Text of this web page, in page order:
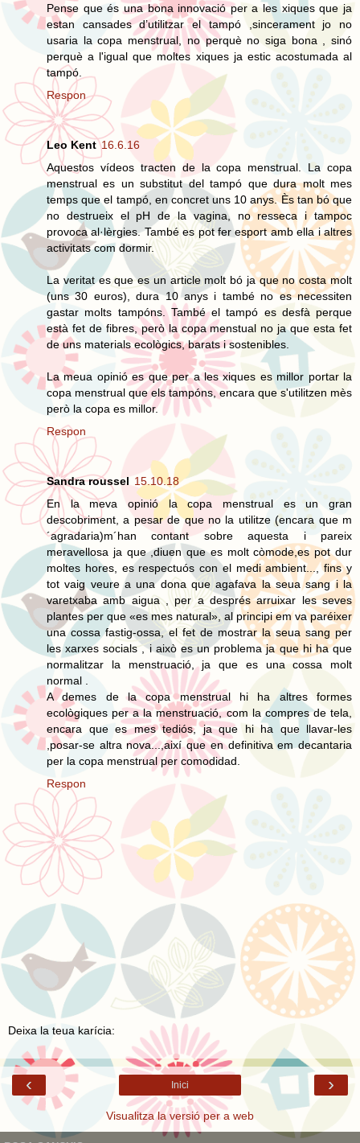
Pense que és una bona innovació per a les xiques que ja
estan cansades d’utilitzar el tampó ,sincerament jo no
usaria la copa menstrual, no perquè no siga bona , sinó
perquè a l'igual que moltes xiques ja estic acostumada al
tampó.
Respon
Leo Kent 16.6.16
Aquestos vídeos tracten de la copa menstrual. La copa
menstrual es un substitut del tampó que dura molt mes
temps que el tampó, en concret uns 10 anys. Ès tan bó que
no destrueix el pH de la vagina, no resseca i tampoc
provoca al·lèrgies. També es pot fer esport amb ella i altres
activitats com dormir.
La veritat es que es un article molt bó ja que no costa molt
(uns 30 euros), dura 10 anys i també no es necessiten
gastar molts tampóns. També el tampó es desfà perque
està fet de fibres, però la copa menstual no ja que esta fet
de uns materials ecològics, barats i sostenibles.
La meua opinió es que per a les xiques es millor portar la
copa menstrual que els tampóns, encara que s'utilitzen mès
però la copa es millor.
Respon
Sandra roussel 15.10.18
En la meva opinió la copa menstrual es un gran
descobriment, a pesar de que no la utilitze (encara que m
´agradaria)m´han contant sobre aquesta i pareix
meravellosa ja que ,diuen que es molt còmode,es pot dur
moltes hores, es respectuós con el medi ambient..., fins y
tot vaig veure a una dona que agafava la seua sang i la
varetxaba amb aigua , per a després arruixar les seves
plantes per que «es mes natural», al principi em va paréixer
una cossa fastig-ossa, el fet de mostrar la seua sang per
les xarxes socials , i això es un problema ja que hi ha que
normalitzar la menstruació, ja que es una cossa molt
normal .
A demes de la copa menstrual hi ha altres formes
ecològiques per a la menstruació, com la compres de tela,
encara que es mes tediós, ja que hi ha que llavar-les
,posar-se altra nova...,així que en definitiva em decantaria
per la copa menstrual per comodidad.
Respon
Deixa la teua karícia:
‹ ›
Inici
Visualitza la versió per a web